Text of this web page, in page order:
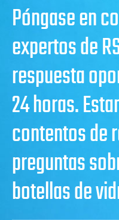
Póngase en
expertos de
respuesta
24 horas.
contentos de
preguntas
botellas de